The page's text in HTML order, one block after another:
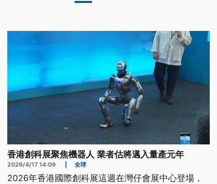
香港創科展聚焦機器人 業者估將邁入量產元年
2026/4/17 14:09 全球
2026年香港國際創科展這週在灣仔會展中心登場，